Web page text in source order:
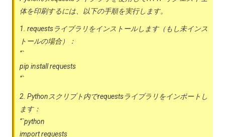
体を印刷するには、以下の手順を実行します。
1. requestsライブラリをインストールします（もし未インス
トールの場合）：
“`
pip install requests
“`
2. Pythonスクリプト内でrequestsライブラリをインポートし
ます：
“`python
import requests